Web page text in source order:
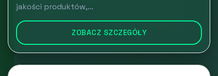
jakości produktów,...
ZOBACZ SZCZEGÓŁY